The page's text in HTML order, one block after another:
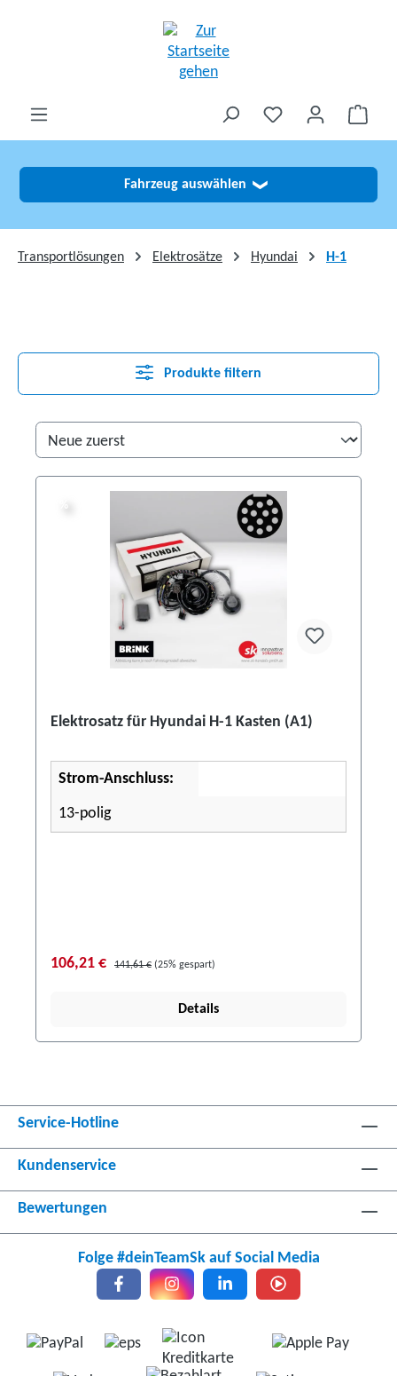
Fahrzeug auswählen ❯
Transportlösungen Elektrosätze Hyundai H-1
Produkte filtern
Elektrosatz für Hyundai H-1 Kasten (A1)
Strom-Anschluss:
13-polig
106,21 € 141,61 € (25% gespart)
Details
Service-Hotline
Kundenservice
Bewertungen
Folge #deinTeamSk auf Social Media